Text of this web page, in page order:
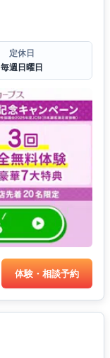
定休日
毎週日曜日
体験・相談予約